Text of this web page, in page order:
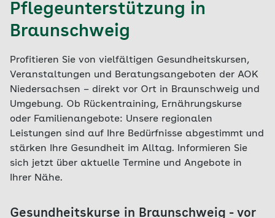
Pflegeunterstützung in
Braunschweig
Profitieren Sie von vielfältigen Gesundheitskursen,
Veranstaltungen und Beratungsangeboten der AOK
Niedersachsen – direkt vor Ort in Braunschweig und
Umgebung. Ob Rückentraining, Ernährungskurse
oder Familienangebote: Unsere regionalen
Leistungen sind auf Ihre Bedürfnisse abgestimmt und
stärken Ihre Gesundheit im Alltag. Informieren Sie
sich jetzt über aktuelle Termine und Angebote in
Ihrer Nähe.
Gesundheitskurse in Braunschweig - vor